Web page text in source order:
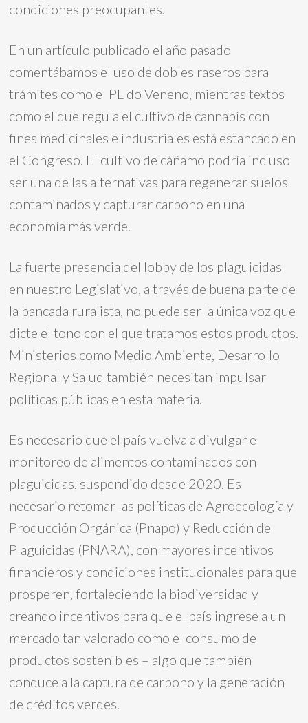
condiciones preocupantes.
En un artículo publicado el año pasado
comentábamos el uso de dobles raseros para
trámites como el PL do Veneno, mientras textos
como el que regula el cultivo de cannabis con
fines medicinales e industriales está estancado en
el Congreso. El cultivo de cáñamo podría incluso
ser una de las alternativas para regenerar suelos
contaminados y capturar carbono en una
economía más verde.
La fuerte presencia del lobby de los plaguicidas
en nuestro Legislativo, a través de buena parte de
la bancada ruralista, no puede ser la única voz que
dicte el tono con el que tratamos estos productos.
Ministerios como Medio Ambiente, Desarrollo
Regional y Salud también necesitan impulsar
políticas públicas en esta materia.
Es necesario que el país vuelva a divulgar el
monitoreo de alimentos contaminados con
plaguicidas, suspendido desde 2020. Es
necesario retomar las políticas de Agroecología y
Producción Orgánica (Pnapo) y Reducción de
Plaguicidas (PNARA), con mayores incentivos
financieros y condiciones institucionales para que
prosperen, fortaleciendo la biodiversidad y
creando incentivos para que el país ingrese a un
mercado tan valorado como el consumo de
productos sostenibles – algo que también
conduce a la captura de carbono y la generación
de créditos verdes.